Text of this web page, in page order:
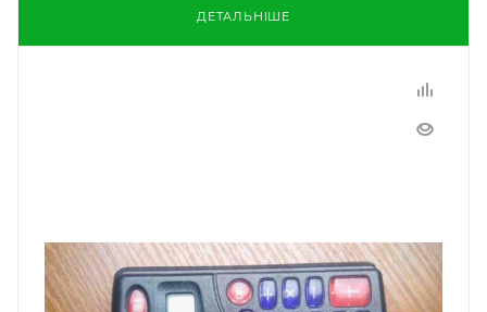
ДЕТАЛЬНІШЕ